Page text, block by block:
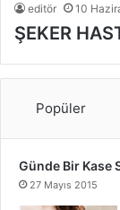
editör 10
ŞEKER
Popüler
Günde Bir Kase
27 Mayıs 2015